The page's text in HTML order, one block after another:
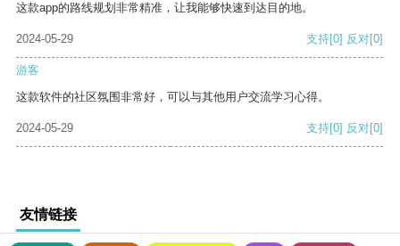
这款app的路线规划非常精准，让我能够快速到达目的地。
2024-05-29 支持[0] 反对[0]
游客
这款软件的社区氛围非常好，可以与其他用户交流学习心得。
2024-05-29 支持[0] 反对[0]
友情链接